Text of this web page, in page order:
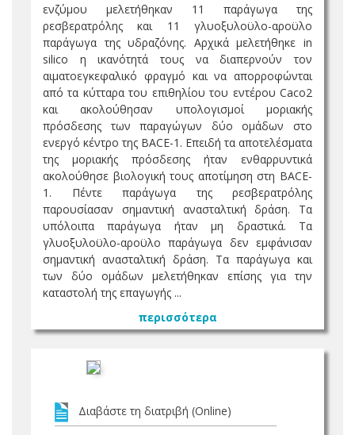
ενζύμου μελετήθηκαν 11 παράγωγα της
ρεσβερατρόλης και 11 γλυοξυλοϋλο-αροϋλο
παράγωγα της υδραζόνης. Αρχικά μελετήθηκε in
silico η ικανότητά τους να διαπερνούν τον
αιματοεγκεφαλικό φραγμό και να απορροφώνται
από τα κύτταρα του επιθηλίου του εντέρου Caco2
και ακολούθησαν υπολογισμοί μοριακής
πρόσδεσης των παραγώγων δύο ομάδων στο
ενεργό κέντρο της BACE-1. Επειδή τα αποτελέσματα
της μοριακής πρόσδεσης ήταν ενθαρρυντικά
ακολούθησε βιολογική τους αποτίμηση στη BACE-
1. Πέντε παράγωγα της ρεσβερατρόλης
παρουσίασαν σημαντική ανασταλτική δράση. Τα
υπόλοιπα παράγωγα ήταν μη δραστικά. Τα
γλυοξυλοϋλο-αροϋλο παράγωγα δεν εμφάνισαν
σημαντική ανασταλτική δράση. Τα παράγωγα και
των δύο ομάδων μελετήθηκαν επίσης για την
καταστολή της επαγωγής ...
περισσότερα
Διαβάστε τη διατριβή (Online)